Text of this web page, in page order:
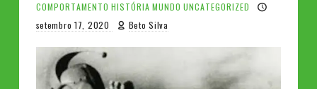
COMPORTAMENTO HISTÓRIA MUNDO UNCATEGORIZED
setembro 17, 2020
Beto Silva